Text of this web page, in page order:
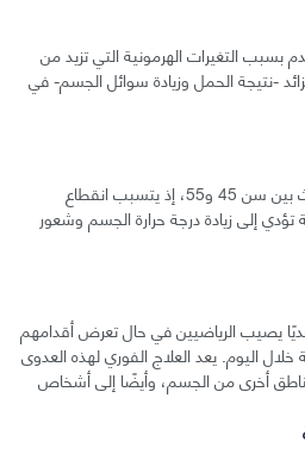
بسبب التغيرات الهرمونية التي تزيد من
-نتيجة الحمل وزيادة سوائل الجسم- في
تعاني معظم النساء انقطاع الطمث بين سن 45 و55، إذ يتسبب انقطاع
إلى زيادة درجة حرارة الجسم وشعور
يصيب الرياضيين في حال تعرض أقدامهم
اليوم. يعد العلاج الفوري لهذه العدوى
أخرى من الجسم، وأيضًا إلى أشخاص